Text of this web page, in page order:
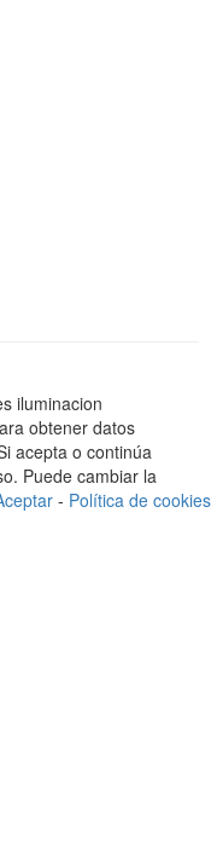
iluminacion
obtener datos
acepta o continúa
Puede cambiar la
- Política de cookies